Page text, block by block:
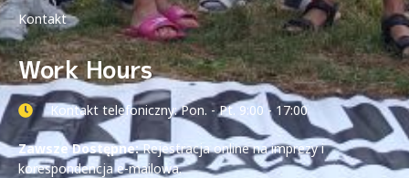
Kontakt
Work Hours
Kontakt telefoniczny: Pon. - Pt. 9:00 - 17:00
Zawsze Dostępne:Rejestracja online na imprezy i
korespondencja e-mailowa.